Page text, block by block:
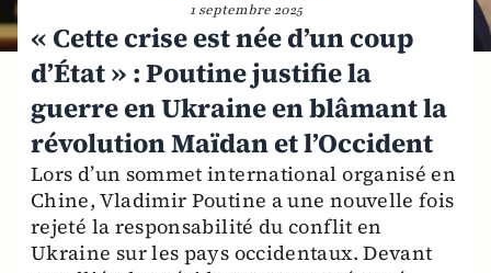
1 septembre 2025
« Cette crise est née d’un coup
d’État » : Poutine justifie la
guerre en Ukraine en blâmant la
révolution Maïdan et l’Occident
Lors d’un sommet international organisé en
Chine, Vladimir Poutine a une nouvelle fois
rejeté la responsabilité du conflit en
Ukraine sur les pays occidentaux. Devant